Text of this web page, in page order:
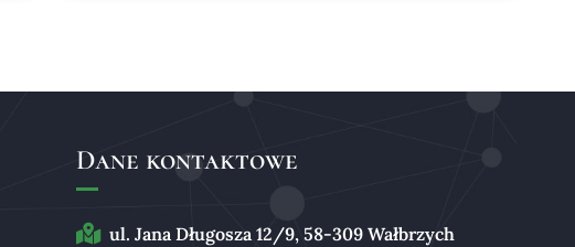
Dane kontaktowe
ul. Jana Długosza 12/9, 58-309 Wałbrzych